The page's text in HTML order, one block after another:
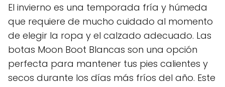
El invierno es una temporada fría y húmeda
que requiere de mucho cuidado al momento
de elegir la ropa y el calzado adecuado. Las
botas Moon Boot Blancas son una opción
perfecta para mantener tus pies calientes y
secos durante los días más fríos del año. Este